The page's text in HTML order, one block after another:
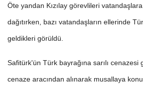
Öte yandan Kızılay görevlileri
dağıtırken, bazı vatandaşların ellerinde
geldikleri görüldü.
Safitürk'ün Türk bayrağına sarılı cenazesi
cenaze aracından alınarak musallaya